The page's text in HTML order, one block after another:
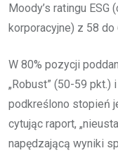
Moody’s ratingu
korporacyjne) z 58 do
W 80% pozycji
„Robust” (50-59 pkt.)
podkreślono stopień
cytując raport,
napędzającą wyniki